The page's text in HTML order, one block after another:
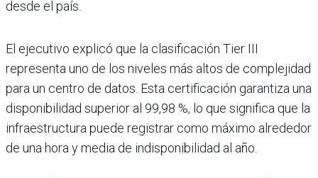
desde el país.
El ejecutivo explicó que la clasificación Tier III
representa uno de los niveles más altos de complejidad
para un centro de datos. Esta certificación garantiza una
disponibilidad superior al 99,98 %, lo que significa que la
infraestructura puede registrar como máximo alrededor
de una hora y media de indisponibilidad al año.